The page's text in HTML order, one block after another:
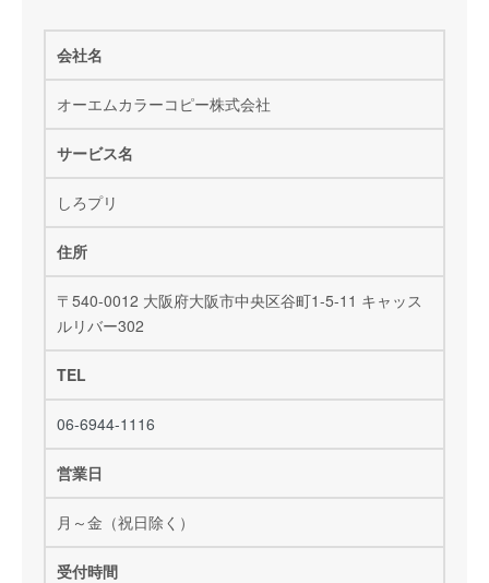
会社名
オーエムカラーコピー株式会社
サービス名
しろプリ
住所
〒540-0012 大阪府大阪市中央区谷町1-5-11 キャッス
ルリバー302
TEL
06-6944-1116
営業日
月～金（祝日除く）
受付時間